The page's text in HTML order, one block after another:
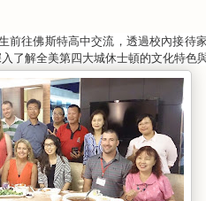
前往佛斯特高中交流，透過校內接待
了解全美第四大城休士頓的文化特色